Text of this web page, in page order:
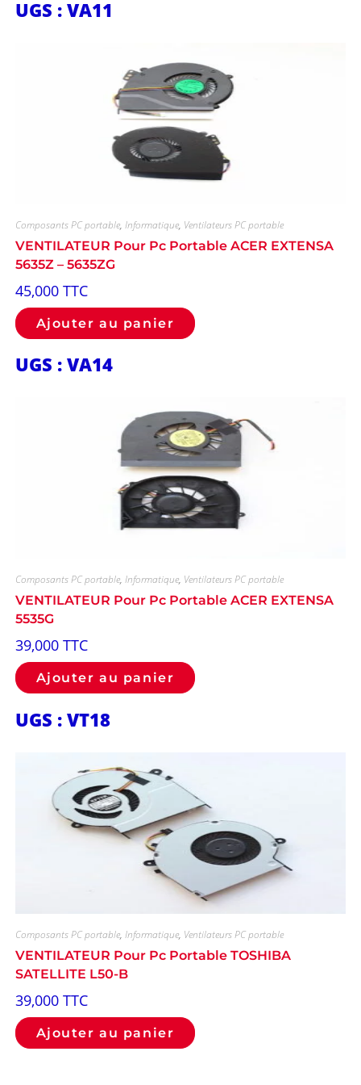
UGS : VA11
Composants PC portable, Informatique, Ventilateurs PC portable
VENTILATEUR Pour Pc Portable ACER EXTENSA
5635Z – 5635ZG
45,000 TTC
Ajouter au panier
UGS : VA14
Composants PC portable, Informatique, Ventilateurs PC portable
VENTILATEUR Pour Pc Portable ACER EXTENSA
5535G
39,000 TTC
Ajouter au panier
UGS : VT18
Composants PC portable, Informatique, Ventilateurs PC portable
VENTILATEUR Pour Pc Portable TOSHIBA
SATELLITE L50-B
39,000 TTC
Ajouter au panier